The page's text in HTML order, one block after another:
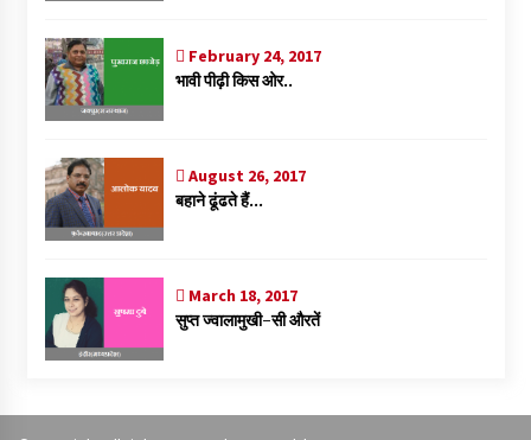
February 24, 2017
भावी पीढ़ी किस ओर..
August 26, 2017
बहाने ढूंढते हैं…
March 18, 2017
सुप्त ज्वालामुखी-सी औरतें